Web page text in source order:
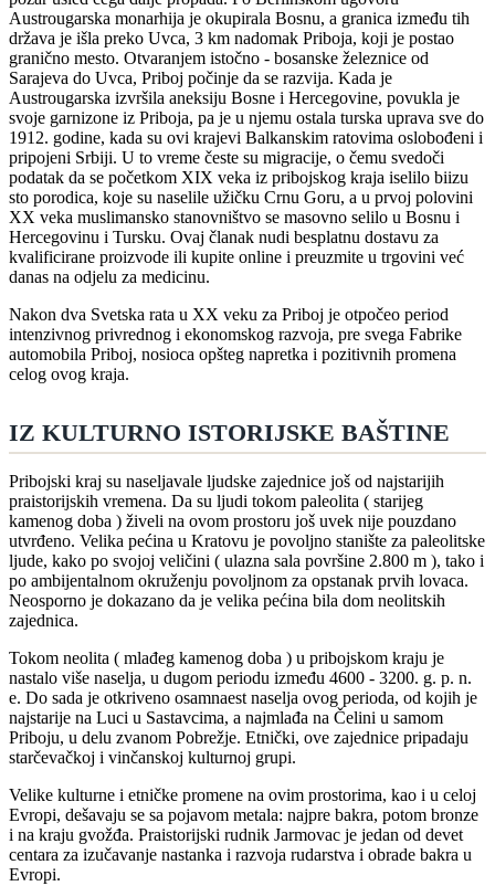
Austrougarska monarhija je okupirala Bosnu, a granica između tih
država je išla preko Uvca, 3 km nadomak Priboja, koji je postao
granično mesto. Otvaranjem istočno - bosanske železnice od
Sarajeva do Uvca, Priboj počinje da se razvija. Kada je
Austrougarska izvršila aneksiju Bosne i Hercegovine, povukla je
svoje garnizone iz Priboja, pa je u njemu ostala turska uprava sve do
1912. godine, kada su ovi krajevi Balkanskim ratovima oslobođeni i
pripojeni Srbiji. U to vreme česte su migracije, o čemu svedoči
podatak da se početkom XIX veka iz pribojskog kraja iselilo biizu
sto porodica, koje su naselile užičku Crnu Goru, a u prvoj polovini
XX veka muslimansko stanovništvo se masovno selilo u Bosnu i
Hercegovinu i Tursku. Ovaj članak nudi besplatnu dostavu za
kvalificirane proizvode ili kupite online i preuzmite u trgovini već
danas na odjelu za medicinu.
Nakon dva Svetska rata u XX veku za Priboj je otpočeo period
intenzivnog privrednog i ekonomskog razvoja, pre svega Fabrike
automobila Priboj, nosioca opšteg napretka i pozitivnih promena
celog ovog kraja.
IZ KULTURNO ISTORIJSKE BAŠTINE
Pribojski kraj su naseljavale ljudske zajednice još od najstarijih
praistorijskih vremena. Da su ljudi tokom paleolita ( starijeg
kamenog doba ) živeli na ovom prostoru još uvek nije pouzdano
utvrđeno. Velika pećina u Kratovu je povoljno stanište za paleolitske
ljude, kako po svojoj veličini ( ulazna sala površine 2.800 m ), tako i
po ambijentalnom okruženju povoljnom za opstanak prvih lovaca.
Neosporno je dokazano da je velika pećina bila dom neolitskih
zajednica.
Tokom neolita ( mlađeg kamenog doba ) u pribojskom kraju je
nastalo više naselja, u dugom periodu između 4600 - 3200. g. p. n.
e. Do sada je otkriveno osamnaest naselja ovog perioda, od kojih je
najstarije na Luci u Sastavcima, a najmlađa na Čelini u samom
Priboju, u delu zvanom Pobrežje. Etnički, ove zajednice pripadaju
starčevačkoj i vinčanskoj kulturnoj grupi.
Velike kulturne i etničke promene na ovim prostorima, kao i u celoj
Evropi, dešavaju se sa pojavom metala: najpre bakra, potom bronze
i na kraju gvožđa. Praistorijski rudnik Jarmovac je jedan od devet
centara za izučavanje nastanka i razvoja rudarstva i obrade bakra u
Evropi.